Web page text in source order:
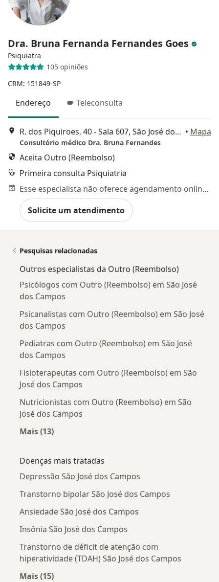
Dra. Bruna Fernanda Fernandes Goes
Psiquiatra
105 opiniões
CRM: 151849-SP
Endereço Teleconsulta
R. dos Piquiroes, 40 - Sala 607, São José dos Campos • Mapa
Consultório médico Dra. Bruna Fernandes
Aceita Outro (Reembolso)
Primeira consulta Psiquiatria
Esse especialista não oferece agendamento online para esse endereço.
Solicite um atendimento
Pesquisas relacionadas
Outros especialistas da Outro (Reembolso)
Psicólogos com Outro (Reembolso) em São José
dos Campos
Psicanalistas com Outro (Reembolso) em São José
dos Campos
Pediatras com Outro (Reembolso) em São José
dos Campos
Fisioterapeutas com Outro (Reembolso) em São
José dos Campos
Nutricionistas com Outro (Reembolso) em São
José dos Campos
Mais (13)
Doenças mais tratadas
Depressão São José dos Campos
Transtorno bipolar São José dos Campos
Ansiedade São José dos Campos
Insônia São José dos Campos
Transtorno de déficit de atenção com
hiperatividade (TDAH) São José dos Campos
Mais (15)